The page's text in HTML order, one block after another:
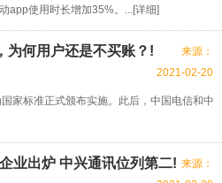
app使用时长增加35%。...[详细]
为何用户还是不买账？!
来源：
2021-02-20
家标准正式颁布实施。此后，中国电信和中
业出炉 中兴通讯位列第二! 来源：